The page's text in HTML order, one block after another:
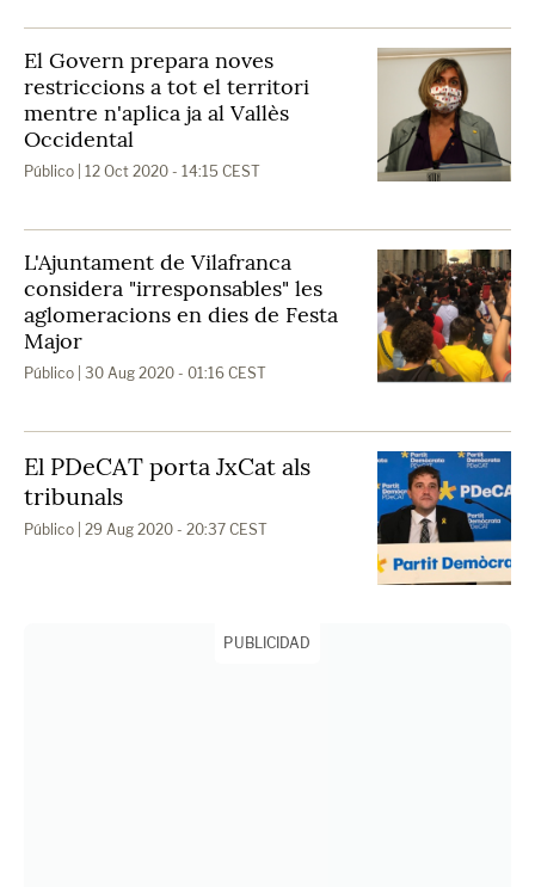
El Govern prepara noves
restriccions a tot el territori
mentre n'aplica ja al Vallès
Occidental
Público | 12 Oct 2020 - 14:15 CEST
L'Ajuntament de Vilafranca
considera "irresponsables" les
aglomeracions en dies de Festa
Major
Público | 30 Aug 2020 - 01:16 CEST
El PDeCAT porta JxCat als
tribunals
Público | 29 Aug 2020 - 20:37 CEST
PUBLICIDAD